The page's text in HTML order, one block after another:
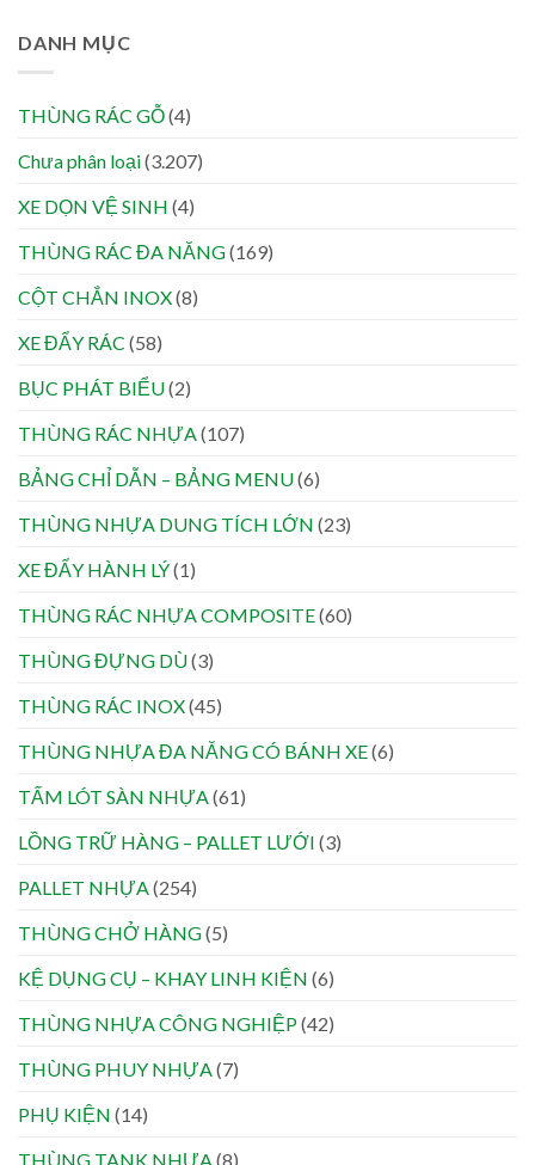
DANH MỤC
THÙNG RÁC GỖ(4)
Chưa phân loại(3.207)
XE DỌN VỆ SINH (4)
THÙNG RÁC ĐA NĂNG(169)
CỘT CHẮN INOX(8)
XE ĐẨY RÁC (58)
BỤC PHÁT BIỂU(2)
THÙNG RÁC NHỰA (107)
BẢNG CHỈ DẪN – BẢNG MENU(6)
THÙNG NHỰA DUNG TÍCH LỚN (23)
XE ĐẨY HÀNH LÝ(1)
THÙNG RÁC NHỰA COMPOSITE(60)
THÙNG ĐỰNG DÙ(3)
THÙNG RÁC INOX(45)
THÙNG NHỰA ĐA NĂNG CÓ BÁNH XE(6)
TẤM LÓT SÀN NHỰA (61)
LỒNG TRỮ HÀNG – PALLET LƯỚI (3)
PALLET NHỰA (254)
THÙNG CHỞ HÀNG(5)
KỆ DỤNG CỤ – KHAY LINH KIỆN (6)
THÙNG NHỰA CÔNG NGHIỆP(42)
THÙNG PHUY NHỰA (7)
PHỤ KIỆN (14)
THÙNG TANK NHỰA (8)